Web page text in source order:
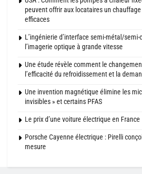
peuvent offrir aux locataires un
efficaces
L’ingénierie d’interface semi-métal/
l’imagerie optique à grande vitesse
Une étude révèle comment le
l’efficacité du refroidissement et la
Une invention magnétique élimine les
invisibles » et certains PFAS
Le prix d’une voiture électrique en France
Porsche Cayenne électrique : Pirelli
mesure